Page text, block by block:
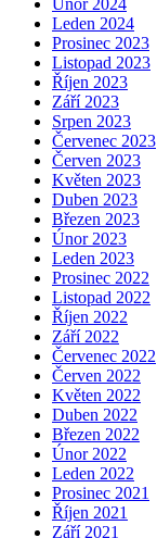
Únor 2024
Leden 2024
Prosinec 2023
Listopad 2023
Říjen 2023
Září 2023
Srpen 2023
Červenec 2023
Červen 2023
Květen 2023
Duben 2023
Březen 2023
Únor 2023
Leden 2023
Prosinec 2022
Listopad 2022
Říjen 2022
Září 2022
Červenec 2022
Červen 2022
Květen 2022
Duben 2022
Březen 2022
Únor 2022
Leden 2022
Prosinec 2021
Říjen 2021
Září 2021